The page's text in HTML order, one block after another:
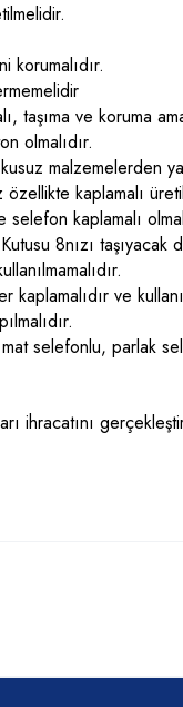
ve koruma
olmalıdır.
malzemelerden
kaplamalı
kaplamalı
8nızı taşıyacak
ve
parlak
ihracatını